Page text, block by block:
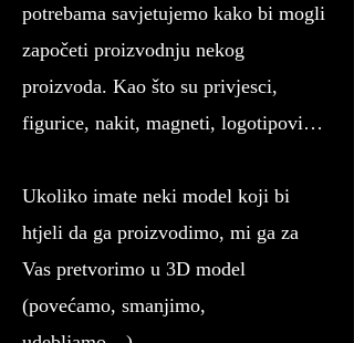
potrebama savjetujemo kako bi mogli
započeti proizvodnju nekog
proizvoda. Kao što su privjesci,
figurice, nakit, magneti, logotipovi…
Ukoliko imate neki model koji bi
htjeli da ga proizvodimo, mi ga za
Vas pretvorimo u 3D model
(povećamo, smanjimo,